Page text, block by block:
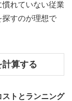
れていない従業
探すのが理想で
算する
ストとランニング